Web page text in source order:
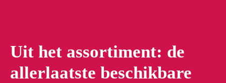
Uit het assortiment: de
allerlaatste beschikbare